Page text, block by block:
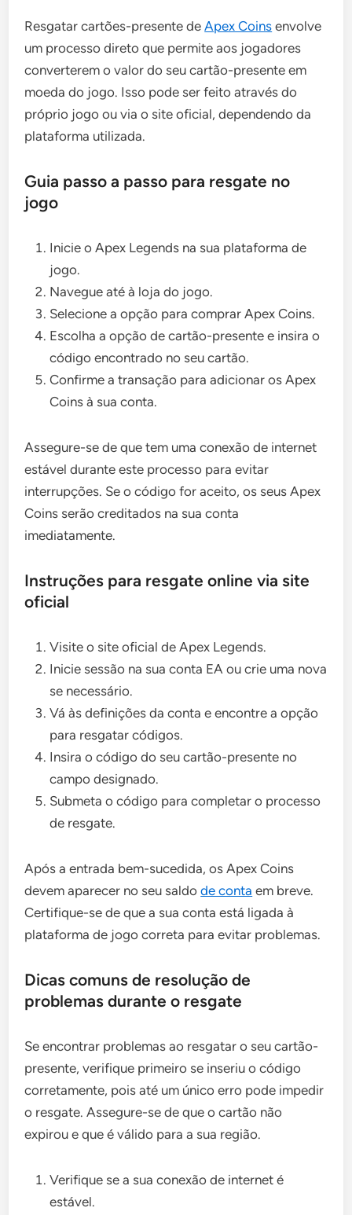
Resgatar cartões-presente deApex Coins envolve
um processo direto que permite aos jogadores
converterem o valor do seu cartão-presente em
moeda do jogo. Isso pode ser feito através do
próprio jogo ou via o site oficial, dependendo da
plataforma utilizada.
Guia passo a passo para resgate no
jogo
Inicie o Apex Legends na sua plataforma de
jogo.
Navegue até à loja do jogo.
Selecione a opção para comprar Apex Coins.
Escolha a opção de cartão-presente e insira o
código encontrado no seu cartão.
Confirme a transação para adicionar os Apex
Coins à sua conta.
Assegure-se de que tem uma conexão de internet
estável durante este processo para evitar
interrupções. Se o código for aceito, os seus Apex
Coins serão creditados na sua conta
imediatamente.
Instruções para resgate online via site
oficial
Visite o site oficial de Apex Legends.
Inicie sessão na sua conta EA ou crie uma nova
se necessário.
Vá às definições da conta e encontre a opção
para resgatar códigos.
Insira o código do seu cartão-presente no
campo designado.
Submeta o código para completar o processo
de resgate.
Após a entrada bem-sucedida, os Apex Coins
devem aparecer no seu saldode conta em breve.
Certifique-se de que a sua conta está ligada à
plataforma de jogo correta para evitar problemas.
Dicas comuns de resolução de
problemas durante o resgate
Se encontrar problemas ao resgatar o seu cartão-
presente, verifique primeiro se inseriu o código
corretamente, pois até um único erro pode impedir
o resgate. Assegure-se de que o cartão não
expirou e que é válido para a sua região.
Verifique se a sua conexão de internet é
estável.